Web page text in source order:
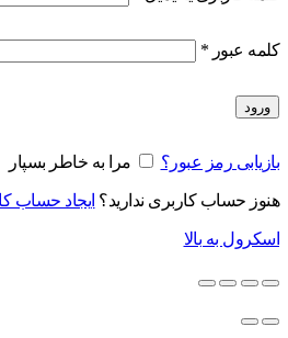
کلمه عبور *
ورود
بازیابی رمز عبور؟ مرا به خاطر بسپار
هنوز حساب کاربری ندارید؟ ایجاد حساب
اسکرول به بالا